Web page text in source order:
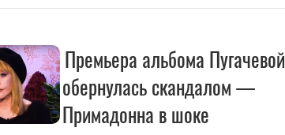
Премьера альбома Пугачевой
обернулась скандалом —
Примадонна в шоке